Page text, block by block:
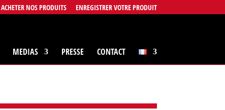
ACHETER NOS PRODUITS ENREGISTRER VOTRE PRODUIT
MEDIAS PRESSE CONTACT